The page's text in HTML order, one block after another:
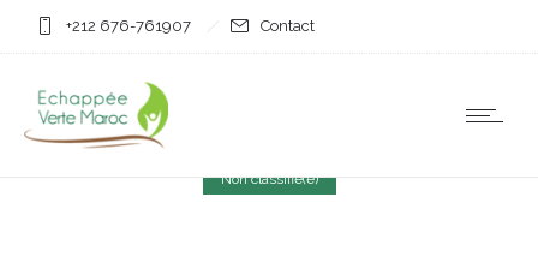
+212 676-761907 Contact
Non classifié(e)